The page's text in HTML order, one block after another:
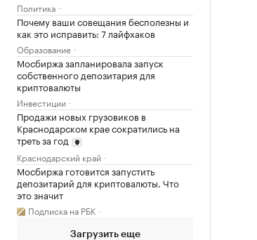
Политика
Почему ваши совещания бесполезны и
как это исправить: 7 лайфхаков
Образование
Мосбиржа запланировала запуск
собственного депозитария для
криптовалюты
Инвестиции
Продажи новых грузовиков в
Краснодарском крае сократились на
треть за год
Краснодарский край
Мосбиржа готовится запустить
депозитарий для криптовалюты. Что
это значит
Подписка на РБК
Загрузить еще